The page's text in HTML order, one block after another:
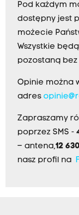
Pod każdym
dostępny jest
możecie
Wszystkie
pozostaną
Opinie można
adres
Zapraszamy
poprzez SMS -
– antena,12
nasz profil na